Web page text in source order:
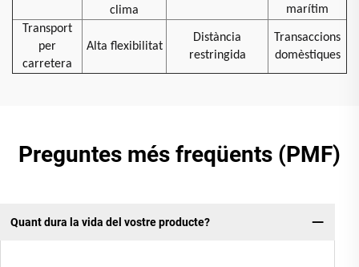
clima
marítim
Transport
per
carretera
Alta flexibilitat
Distància
restringida
Transaccions
domèstiques
Preguntes més freqüents (PMF)
Quant dura la vida del vostre producte?